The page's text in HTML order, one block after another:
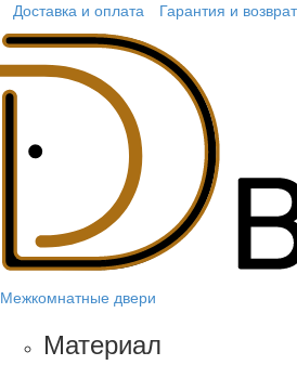
Доставка и оплата Гарантия и возврат
Межкомнатные двери
Материал